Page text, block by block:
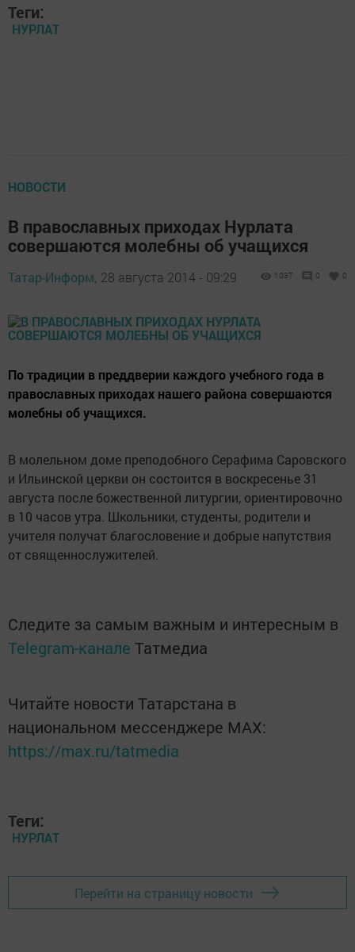
Теги:
НУРЛАТ
НОВОСТИ
В православных приходах Нурлата
совершаются молебны об учащихся
Татар-Информ, 28 августа 2014 - 09:29 1037 0 0
По традиции в преддверии каждого учебного года в
православных приходах нашего района совершаются
молебны об учащихся.
В молельном доме преподобного Серафима Саровского
и Ильинской церкви он состоится в воскресенье 31
августа после божественной литургии, ориентировочно
в 10 часов утра. Школьники, студенты, родители и
учителя получат благословение и добрые напутствия
от священнослужителей.
Следите за самым важным и интересным в
Telegram-канале Татмедиа
Читайте новости Татарстана в
национальном мессенджере MАХ:
https://max.ru/tatmedia
Теги:
НУРЛАТ
Перейти на страницу новости